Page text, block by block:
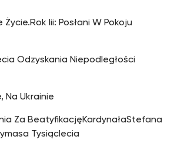
Iii: Posłani W Pokoju
Odzyskania Niepodległości
Na Ukrainie
Za BeatyfikacjęKardynałaStefana
Tysiąclecia